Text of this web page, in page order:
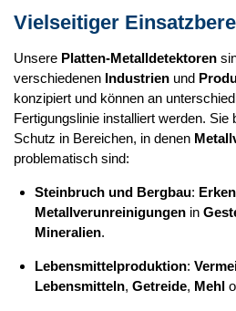
Vielseitiger
Unsere Platten-Metalldetektoren
verschiedenen Industrien und
konzipiert und können an
Fertigungslinie installiert werden. Sie
Schutz in Bereichen, in denen
problematisch sind:
Steinbruch und Bergbau:
Metallverunreinigungenin
Mineralien.
Lebensmittelproduktion:
Lebensmitteln, Getreide, Mehl